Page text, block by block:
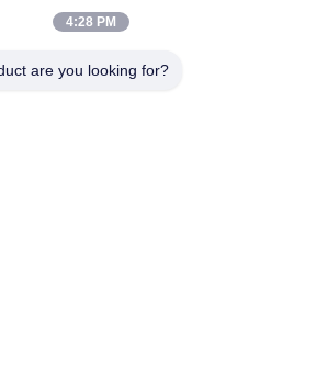
4:28 PM
are you looking for?